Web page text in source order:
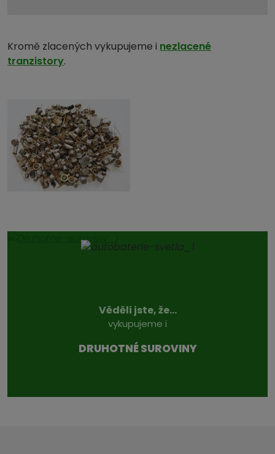
Kromě zlacených vykupujeme i nezlacené
tranzistory.
Věděli jste, že...
vykupujeme i
DRUHOTNÉ SUROVINY